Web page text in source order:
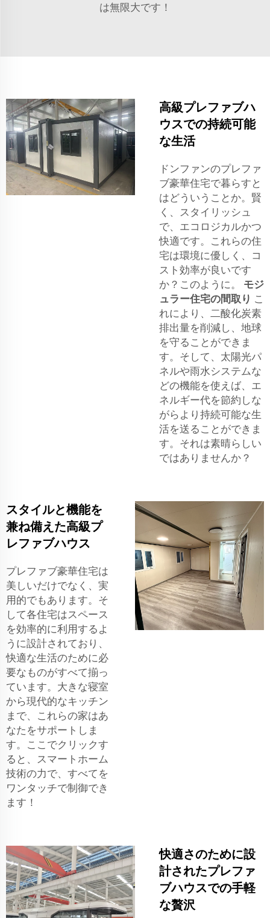
は無限大です！
高級プレファブハ
ウスでの持続可能
な生活
ドンファンのプレファ
ブ豪華住宅で暮らすと
はどういうことか。賢
く、スタイリッシュ
で、エコロジカルかつ
快適です。これらの住
宅は環境に優しく、コ
スト効率が良いです
か？このように。 モジ
ュラー住宅の間取り こ
れにより、二酸化炭素
排出量を削減し、地球
を守ることができま
す。そして、太陽光パ
ネルや雨水システムな
どの機能を使えば、エ
ネルギー代を節約しな
がらより持続可能な生
活を送ることができま
す。それは素晴らしい
ではありませんか？
スタイルと機能を
兼ね備えた高級プ
レファブハウス
プレファブ豪華住宅は
美しいだけでなく、実
用的でもあります。そ
して各住宅はスペース
を効率的に利用するよ
うに設計されており、
快適な生活のために必
要なものがすべて揃っ
ています。大きな寝室
から現代的なキッチン
まで、これらの家はあ
なたをサポートしま
す。ここでクリックす
ると、スマートホーム
技術の力で、すべてを
ワンタッチで制御でき
ます！
快適さのために設
計されたプレファ
ブハウスでの手軽
な贅沢